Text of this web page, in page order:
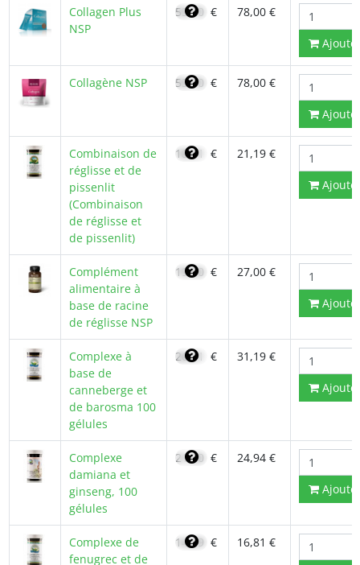
Collagen Plus
NSP
55,70 € 78,00 €
Collagène NSP 55,70 € 78,00 €
Combinaison de
réglisse et de
pissenlit
(Combinaison
de réglisse et
de pissenlit)
18,01 € 21,19 €
Complément
alimentaire à
base de racine
de réglisse NSP
19,50 € 27,00 €
Complexe à
base de
canneberge et
de barosma 100
gélules
26,51 € 31,19 €
Complexe
damiana et
ginseng, 100
gélules
21,20 € 24,94 €
Complexe de
fenugrec et de
14,29 € 16,81 €